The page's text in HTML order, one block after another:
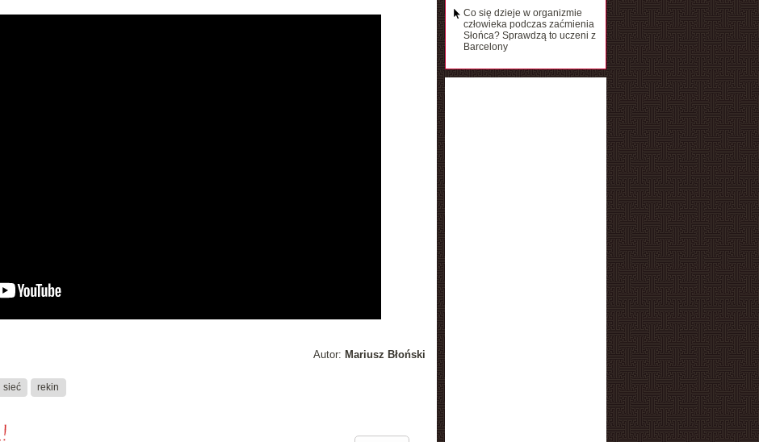
Autor: Mariusz Błoński
sieć rekin
Co się dzieje w organizmie
człowieka podczas zaćmienia
Słońca? Sprawdzą to uczeni z
Barcelony